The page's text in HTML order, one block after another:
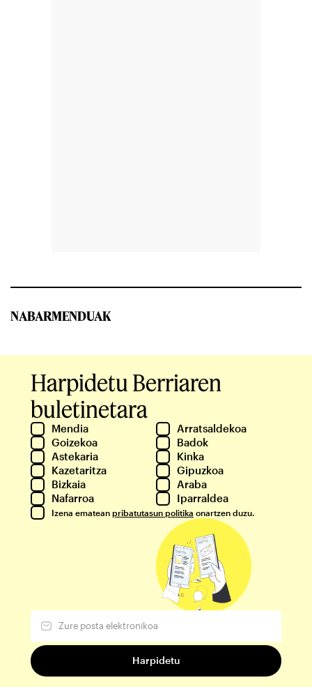
NABARMENDUAK
Harpidetu Berriaren
buletinetara
Mendia
Arratsaldekoa
Goizekoa
Badok
Astekaria
Kinka
Kazetaritza
Gipuzkoa
Bizkaia
Araba
Nafarroa
Iparraldea
Izena ematean pribatutasun politika onartzen duzu.